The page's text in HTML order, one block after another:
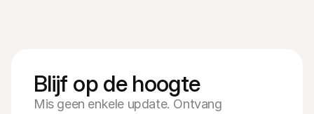
Blijf op de hoogte
Mis geen enkele update. Ontvang